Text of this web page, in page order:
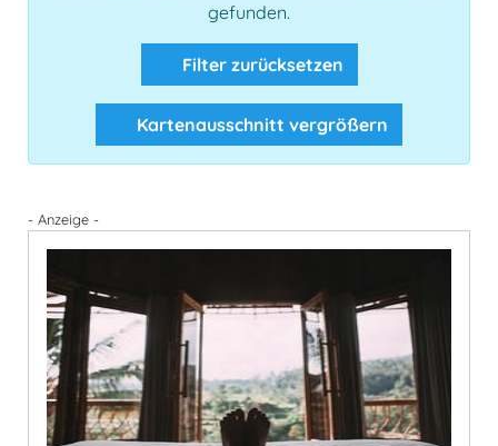
gefunden.
Filter zurücksetzen
Kartenausschnitt vergrößern
- Anzeige -